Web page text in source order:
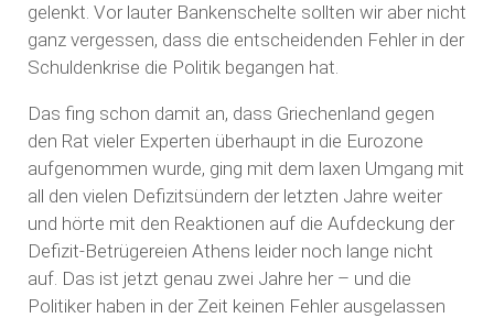
gelenkt. Vor lauter Bankenschelte sollten wir aber nicht
ganz vergessen, dass die entscheidenden Fehler in der
Schuldenkrise die Politik begangen hat.
Das fing schon damit an, dass Griechenland gegen
den Rat vieler Experten überhaupt in die Eurozone
aufgenommen wurde, ging mit dem laxen Umgang mit
all den vielen Defizitsündern der letzten Jahre weiter
und hörte mit den Reaktionen auf die Aufdeckung der
Defizit-Betrügereien Athens leider noch lange nicht
auf. Das ist jetzt genau zwei Jahre her – und die
Politiker haben in der Zeit keinen Fehler ausgelassen